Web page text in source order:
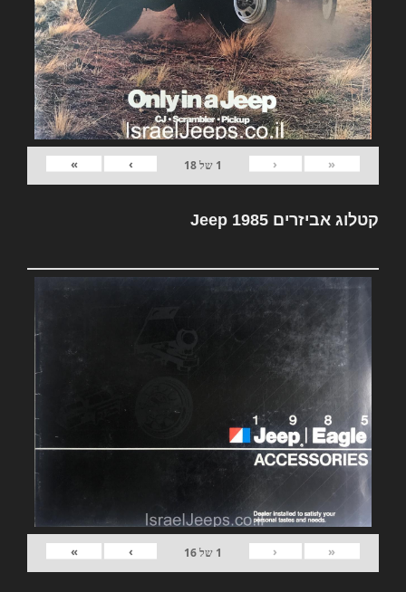
«
‹
1 של18
›
»
קטלוג אביזרים Jeep 1985
«
‹
1 של16
›
»